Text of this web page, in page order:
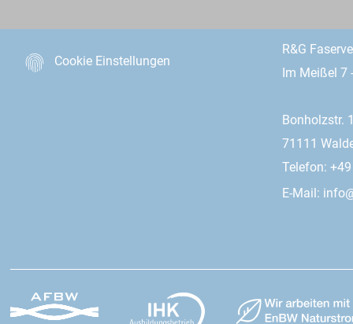
Cookie Einstellungen
R&G
Im Meißel 7
Bonholzstr.
71111
Telefon:
E-Mail: